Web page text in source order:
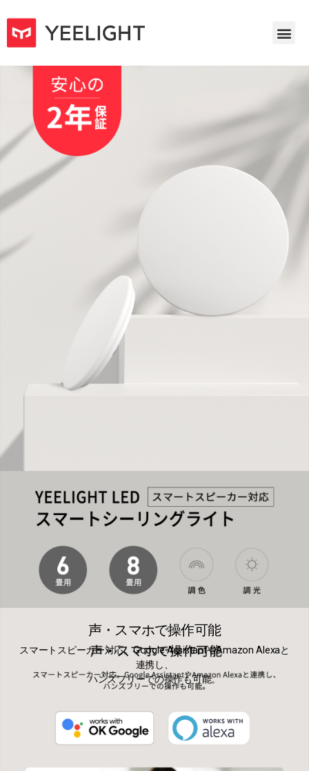
声・スマホで操作可能
スマートスピーカー対応。Google AssistantやAmazon Alexaと
連携し、
ハンズフリーでの操作も可能。